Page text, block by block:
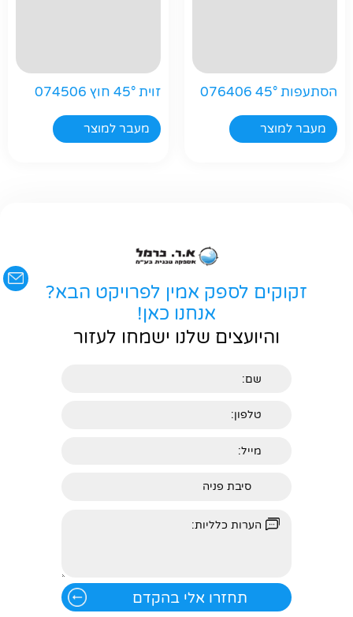
חפשו באתר
הסתעפות 45° 076406
מעבר למוצר
זוית 45° חוץ 074506
מעבר למוצר
זקוקים לספק אמין לפרויקט הבא?
אנחנו כאן!
והיועצים שלנו ישמחו לעזור